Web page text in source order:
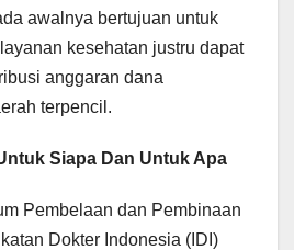
awalnya bertujuan untuk
kesehatan justru dapat
anggaran dana
terpencil.
Siapa Dan Untuk Apa
Pembelaan dan Pembinaan
Dokter Indonesia (IDI)